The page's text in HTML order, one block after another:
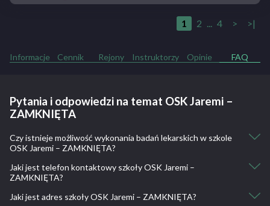
1 2 ... 4 > >|
Informacje Cennik Rejony Instruktorzy Opinie FAQ
Pytania i odpowiedzi na temat OSK Jaremi –
ZAMKNIĘTA
Czy istnieje możliwość wykonania badań lekarskich w szkole
OSK Jaremi – ZAMKNIĘTA?
Nie, nie ma takiej możliwości.
Jaki jest telefon kontaktowy szkoły OSK Jaremi –
ZAMKNIĘTA?
608 118 664
Jaki jest adres szkoły OSK Jaremi – ZAMKNIĘTA?